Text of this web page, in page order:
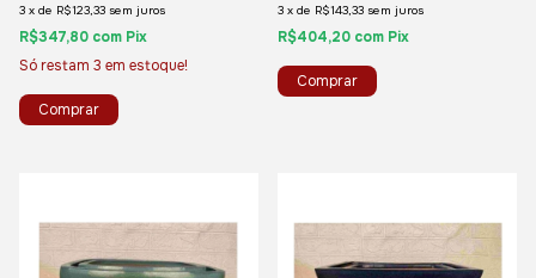
3 x de R$123,33 sem juros
R$347,80 com Pix
Só restam 3 em estoque!
3 x de R$143,33 sem juros
R$404,20 com Pix